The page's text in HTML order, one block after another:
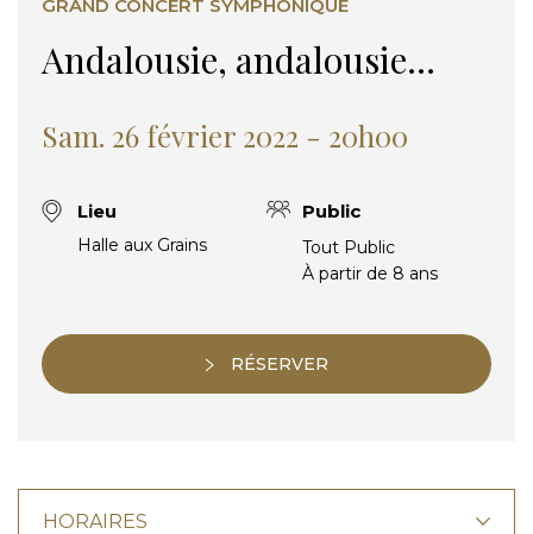
Andalousie, andalousie…
GRAND CONCERT SYMPHONIQUE
Sam. 26 février 2022 - 20h00
Lieu
Halle aux Grains
Public
Tout Public
À partir de 8 ans
RÉSERVER
HORAIRES